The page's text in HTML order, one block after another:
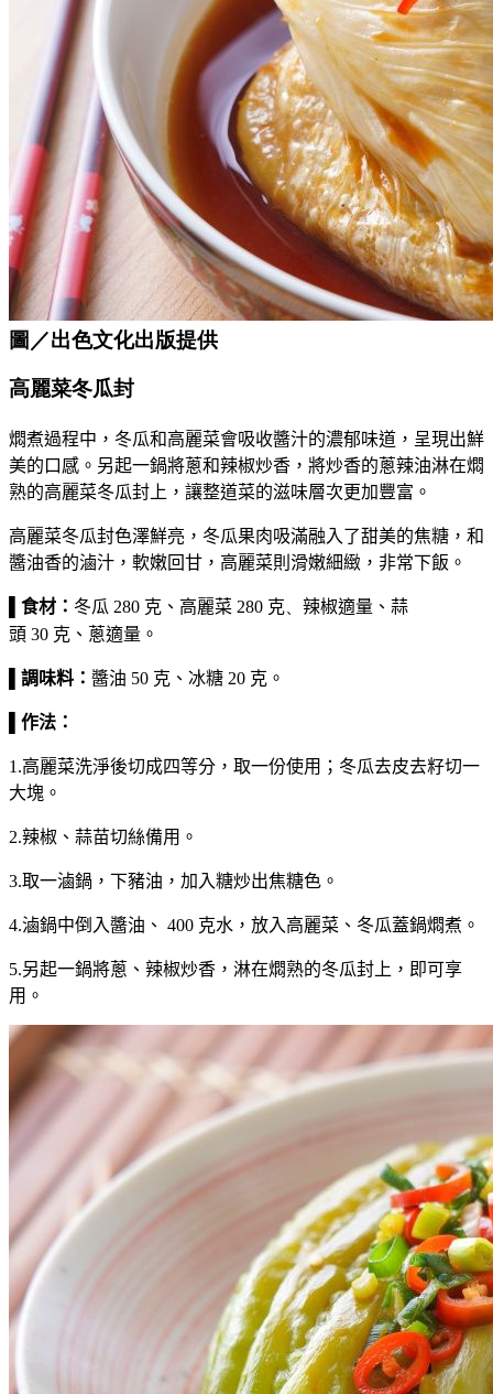
圖／出色文化出版提供
高麗菜冬瓜封
燜煮過程中，冬瓜和高麗菜會吸收醬汁的濃郁味道，呈現出鮮
美的口感。另起一鍋將蔥和辣椒炒香，將炒香的蔥辣油淋在燜
熟的高麗菜冬瓜封上，讓整道菜的滋味層次更加豐富。
高麗菜冬瓜封色澤鮮亮，冬瓜果肉吸滿融入了甜美的焦糖，和
醬油香的滷汁，軟嫩回甘，高麗菜則滑嫩細緻，非常下飯。
食材： 冬瓜 280 克、 高麗菜 280 克 辣椒適量、 蒜
頭 30 克、 蔥適量 。
調味料： 醬油 50 克、 冰糖 20 克 。
作法：
1.高麗菜洗淨後切成四等分，取一份使用；冬瓜去皮去籽切一
大塊。
2.辣椒、蒜苗切絲備用。
3.取一滷鍋，下豬油，加入糖炒出焦糖色。
4.滷鍋中倒入醬油、 400 克水，放入高麗菜、冬瓜蓋鍋燜煮。
5.另起一鍋將蔥、辣椒炒香，淋在燜熟的冬瓜封上，即可享
用。